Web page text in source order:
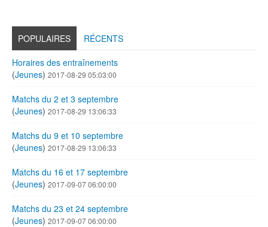
POPULAIRES
RÉCENTS
Horaires des entraînements
(Jeunes) 2017-08-29 05:03:00
Matchs du 2 et 3 septembre
(Jeunes) 2017-08-29 13:06:33
Matchs du 9 et 10 septembre
(Jeunes) 2017-08-29 13:06:33
Matchs du 16 et 17 septembre
(Jeunes) 2017-09-07 06:00:00
Matchs du 23 et 24 septembre
(Jeunes) 2017-09-07 06:00:00